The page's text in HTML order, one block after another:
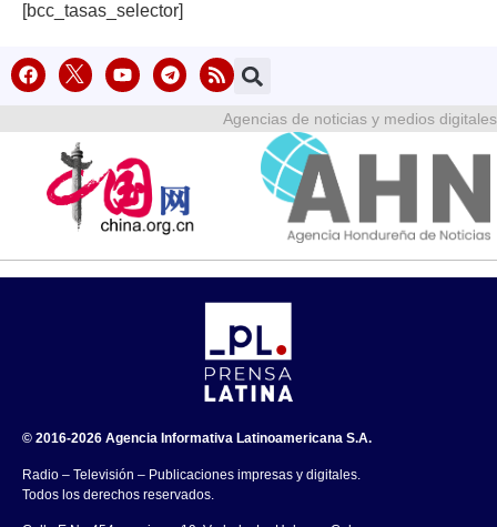
[bcc_tasas_selector]
Agencias de noticias y medios digitales
© 2016-2026 Agencia Informativa Latinoamericana S.A.
Radio – Televisión – Publicaciones impresas y digitales.
Todos los derechos reservados.